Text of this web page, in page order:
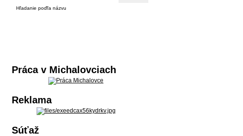
Hľadanie poďľa názvu
Práca v Michalovciach
Reklama
Súťaž